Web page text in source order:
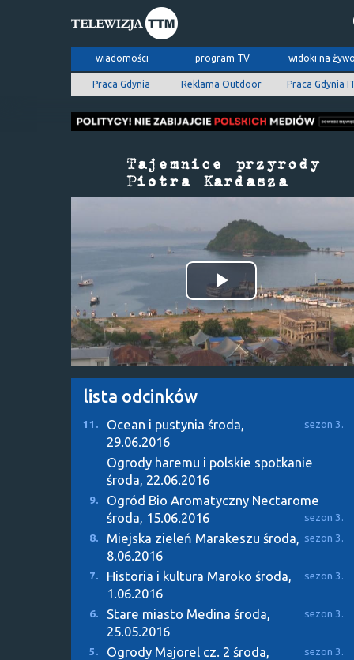
wiadomości program TV widoki na
Praca Gdynia Reklama Outdoor Praca Gdynia
Odtwórz
wideo
lista odcinków
11. Ocean i pustynia sezon 3.
środa,
29.06.2016
Ogrody haremu i polskie spotkanie
środa, 22.06.2016
9. Ogród Bio Aromatyczny Nectarome
sezon 3.
środa, 15.06.2016
8. Miejska zieleń Marakeszu sezon 3.
środa,
8.06.2016
7. Historia i kultura Maroko sezon 3.
środa,
1.06.2016
6. Stare miasto Medina sezon 3.
środa,
25.05.2016
5. Ogrody Majorel cz. 2 sezon 3.
środa,